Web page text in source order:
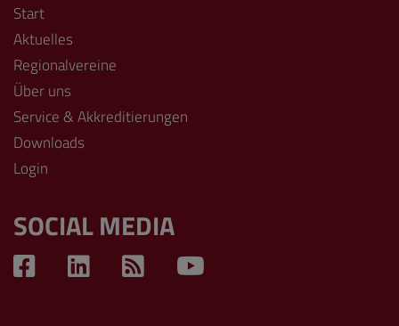
Start
Aktuelles
Regionalvereine
Über uns
Service & Akkreditierungen
Downloads
Login
SOCIAL MEDIA